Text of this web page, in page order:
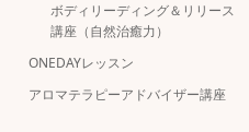
ボディリーディング＆リリース
講座（自然治癒力）
ONEDAYレッスン
アロマテラピーアドバイザー講座